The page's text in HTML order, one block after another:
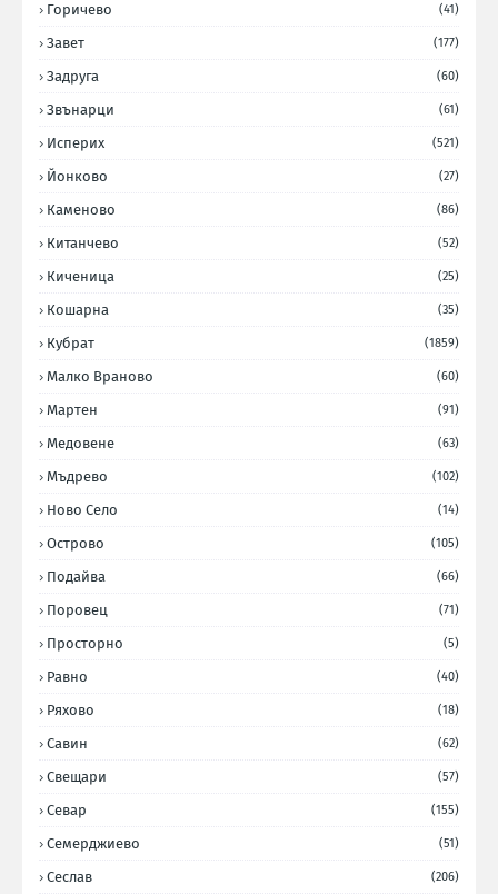
Горичево (41)
Завет (177)
Задруга (60)
Звънарци (61)
Исперих (521)
Йонково (27)
Каменово (86)
Китанчево (52)
Киченица (25)
Кошарна (35)
Кубрат (1859)
Малко Враново (60)
Мартен (91)
Медовене (63)
Мъдрево (102)
Ново Село (14)
Острово (105)
Подайва (66)
Поровец (71)
Просторно (5)
Равно (40)
Ряхово (18)
Савин (62)
Свещари (57)
Севар (155)
Семерджиево (51)
Сеслав (206)